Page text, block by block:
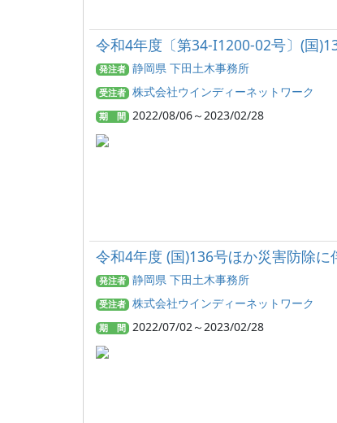
令和4年度〔第34-I1200-02号〕(国
発注者 静岡県 下田土木事務所
受注者 株式会社ウインディーネットワーク
期 間 2022/08/06～2023/02/28
令和4年度 (国)136号ほか災害防除
発注者 静岡県 下田土木事務所
受注者 株式会社ウインディーネットワーク
期 間 2022/07/02～2023/02/28